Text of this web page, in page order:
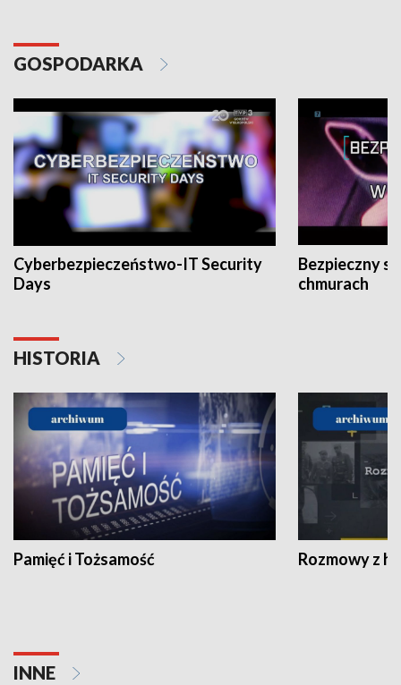
GOSPODARKA
Cyberbezpieczeństwo-IT Security
Days
Bezpieczny
chmurach
HISTORIA
Pamięć i Tożsamość Rozmowy z
INNE